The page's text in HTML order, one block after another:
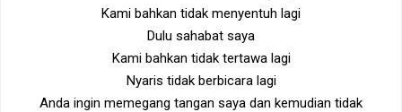
Kami bahkan tidak menyentuh lagi
Dulu sahabat saya
Kami bahkan tidak tertawa lagi
Nyaris tidak berbicara lagi
Anda ingin memegang tangan saya dan kemudian tidak